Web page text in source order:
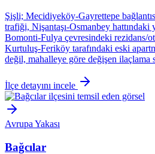
Şişli; Mecidiyeköy-Gayrettepe
trafiği, Nişantaşı-Osmanbey hattındaki
Bomonti-Fulya çevresindeki rezidans/
Kurtuluş-Feriköy tarafındaki eski
değil, mahalleye göre değişen ilaçlama
İlçe detayını incele
Avrupa Yakası
Bağcılar